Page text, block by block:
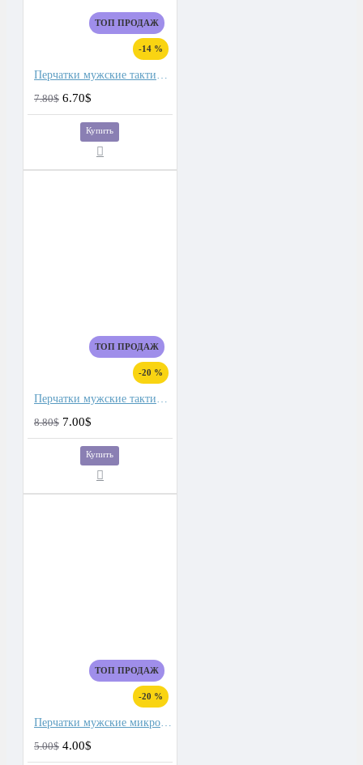
ТОП ПРОДАЖ
-14 %
Перчатки мужские тактические
7.80$ 6.70$
Купить
ТОП ПРОДАЖ
-20 %
Перчатки мужские тактические для сенсорных экранов, подкладка плюш
8.80$ 7.00$
Купить
ТОП ПРОДАЖ
-20 %
Перчатки мужские микроволокно со спандекс вставками
5.00$ 4.00$